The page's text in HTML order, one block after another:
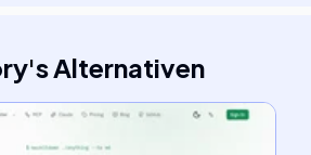
'sAlternativen